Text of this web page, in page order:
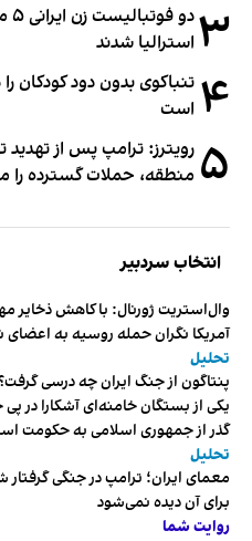
۳ استرالیا شدند
۴ تنباکوی بدون دود کودکان
است
۵ رویترز: ترامپ پس از
منطقه، حملات گسترده را
انتخاب سردبیر
وال‌استریت ژورنال: با کاهش ذخایر
آمریکا نگران حمله روسیه به اعضای
تحلیل
پنتاگون از جنگ ایران چه درسی
یکی از بستگان خامنه‌ای آشکارا در
گذر از جمهوری اسلامی به حکومت
تحلیل
معمای ایران؛ ترامپ در جنگی
برای آن دیده نمی‌شود
روایت شما